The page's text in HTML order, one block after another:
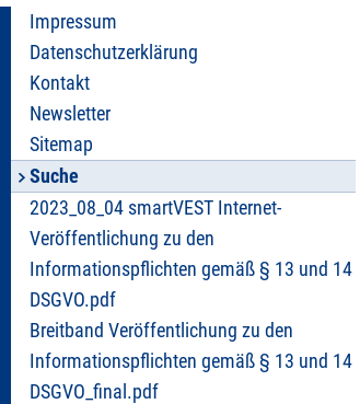
Impressum
Datenschutzerklärung
Kontakt
Newsletter
Sitemap
Suche
2023_08_04 smartVEST Internet-
Veröffentlichung zu den
Informationspflichten gemäß § 13 und 14
DSGVO.pdf
Breitband Veröffentlichung zu den
Informationspflichten gemäß § 13 und 14
DSGVO_final.pdf